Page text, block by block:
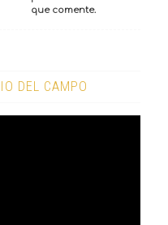
que comente.
DEL CAMPO